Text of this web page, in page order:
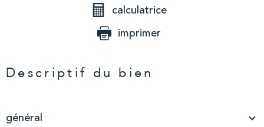
calculatrice
imprimer
Descriptif du bien
général